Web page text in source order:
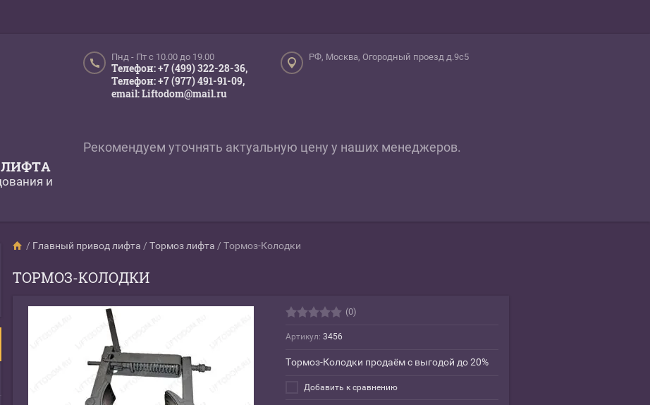
и
Пнд - Пт c 10.00 до 19.00
Телефон: +7 (499) 322-28-36,
Телефон: +7 (977) 491-91-09,
email: Liftodom@mail.ru
РФ, Москва, Огородный проезд д.9с5
Рекомендуем уточнять актуальную цену у наших менеджеров.
/ Главный привод лифта / Тормоз лифта / Тормоз-Колодки
ТОРМОЗ-КОЛОДКИ
(0)
Артикул: 3456
Тормоз-Колодки продаём с выгодой до 20%
Добавить к сравнению